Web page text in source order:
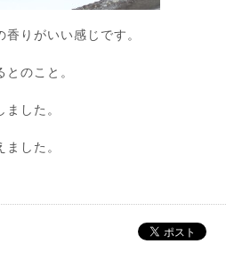
りがいい感じです。
のこと。
した。
した。